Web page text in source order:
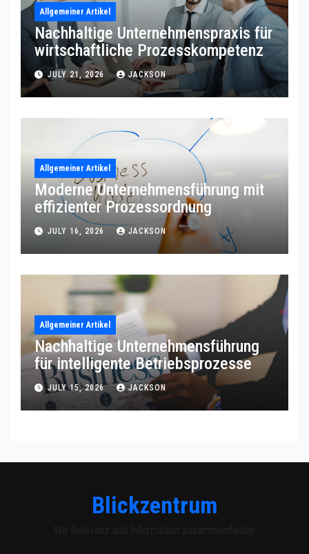
Allgemeiner Artikel
Nachhaltige Unternehmenspraxis für
wirtschaftliche Prozesskompetenz
JULY 21, 2026 JACKSON
Allgemeiner Artikel
Moderne Unternehmensführung mit
effizienter Prozessordnung
JULY 16, 2026 JACKSON
Allgemeiner Artikel
Nachhaltige Unternehmensführung
für intelligente Betriebsprozesse
JULY 15, 2026 JACKSON
Blickzentrum
Wo Relevanz und Information zusammenfinden